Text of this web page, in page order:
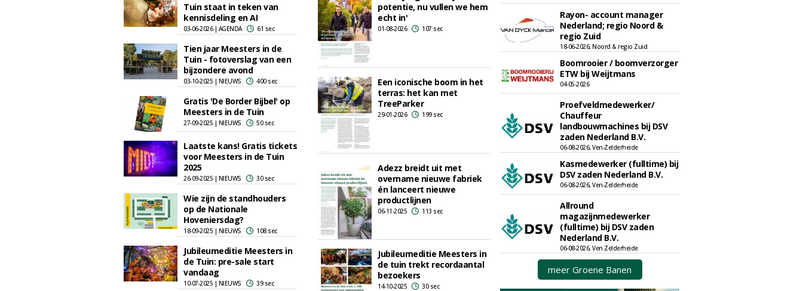
Tuin staat in teken van
kennisdeling en AI
03-06-2026 | AGENDA 61 sec
Tien jaar Meesters in de
Tuin - fotoverslag van een
bijzondere avond
03-10-2025 | NIEUWS 400 sec
Gratis 'De Border Bijbel' op
Meesters in de Tuin
27-09-2025 | NIEUWS 50 sec
Laatste kans! Gratis tickets
voor Meesters in de Tuin
2025
26-09-2025 | NIEUWS 30 sec
Wie zijn de standhouders
op de Nationale
Hoveniersdag?
18-09-2025 | NIEUWS 108 sec
Jubileumeditie Meesters in
de Tuin: pre-sale start
vandaag
10-07-2025 | NIEUWS 39 sec
potentie, nu vullen we hem
echt in'
01-08-2026 107 sec
Een iconische boom in het
terras: het kan met
TreeParker
29-01-2026 199 sec
Adezz breidt uit met
overname nieuwe fabriek
én lanceert nieuwe
productlijnen
06-11-2025 113 sec
Jubileumeditie Meesters in
de tuin trekt recordaantal
bezoekers
14-10-2025 30 sec
Rayon- account manager
Nederland; regio Noord &
regio Zuid
18-06-2026, Noord & regio Zuid
Boomrooier / boomverzorger
ETW bij Weijtmans
04-05-2026
Proefveldmedewerker/
Chauffeur
landbouwmachines bij DSV
zaden Nederland B.V.
06-08-2026, Ven-Zelderheide
Kasmedewerker (fulltime) bij
DSV zaden Nederland B.V.
06-08-2026, Ven-Zelderheide
Allround
magazijnmedewerker
(fulltime) bij DSV zaden
Nederland B.V.
06-08-2026, Ven Zelderheide
meer Groene Banen